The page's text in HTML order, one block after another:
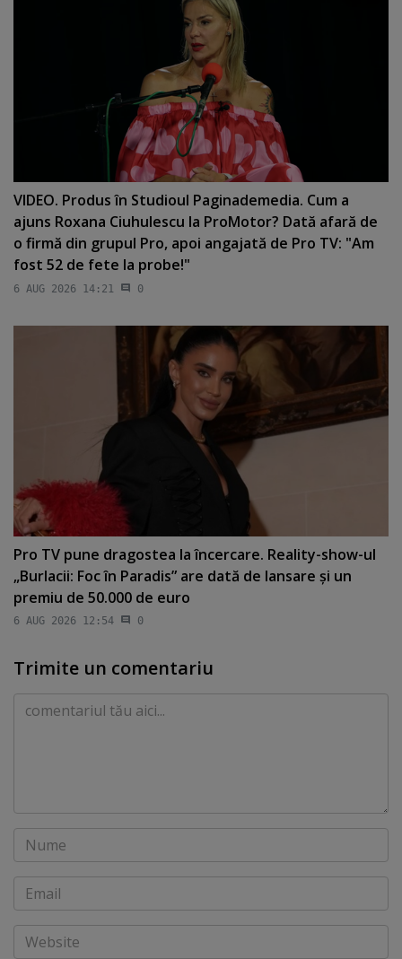
VIDEO. Produs în Studioul Paginademedia. Cum a
ajuns Roxana Ciuhulescu la ProMotor? Dată afară de
o firmă din grupul Pro, apoi angajată de Pro TV: "Am
fost 52 de fete la probe!"
6 AUG 2026 14:21 0
Pro TV pune dragostea la încercare. Reality-show-ul
„Burlacii: Foc în Paradis” are dată de lansare şi un
premiu de 50.000 de euro
6 AUG 2026 12:54 0
Trimite un comentariu
Comentariu
Nume
Email
Website